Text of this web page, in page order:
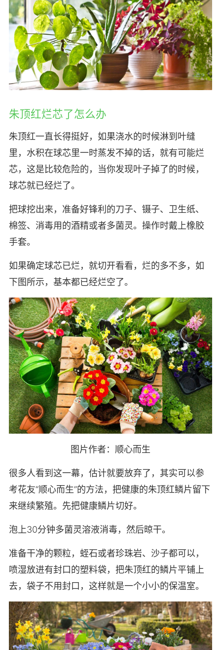
朱顶红烂芯了怎么办
朱顶红一直长得挺好，如果浇水的时候淋到叶缝
里，水积在球芯里一时蒸发不掉的话，就有可能烂
芯，这是比较危险的，当你发现叶子掉了的时候，
球芯就已经烂了。
把球挖出来，准备好锋利的刀子、镊子、卫生纸、
棉签、消毒用的酒精或者多菌灵。操作时戴上橡胶
手套。
如果确定球芯已烂，就切开看看，烂的多不多，如
下图所示，基本都已经烂空了。
图片作者：顺心而生
很多人看到这一幕，估计就要放弃了，其实可以参
考花友“顺心而生”的方法，把健康的朱顶红鳞片留下
来继续繁殖。先把健康鳞片切好。
泡上30分钟多菌灵溶液消毒，然后晾干。
准备干净的颗粒，蛭石或者珍珠岩、沙子都可以，
喷湿放进有封口的塑料袋，把朱顶红的鳞片平铺上
去，袋子不用封口，这样就是一个小小的保温室。